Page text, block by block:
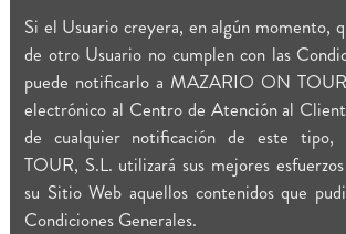
Si el Usuario creyera, en algún momento,
de otro Usuario no cumplen con las
puede notificarlo a MAZARIO ON
electrónico al Centro de Atención al
de cualquier notificación de este
TOUR, S.L. utilizará sus mejores
su Sitio Web aquellos contenidos que
Condiciones Generales.